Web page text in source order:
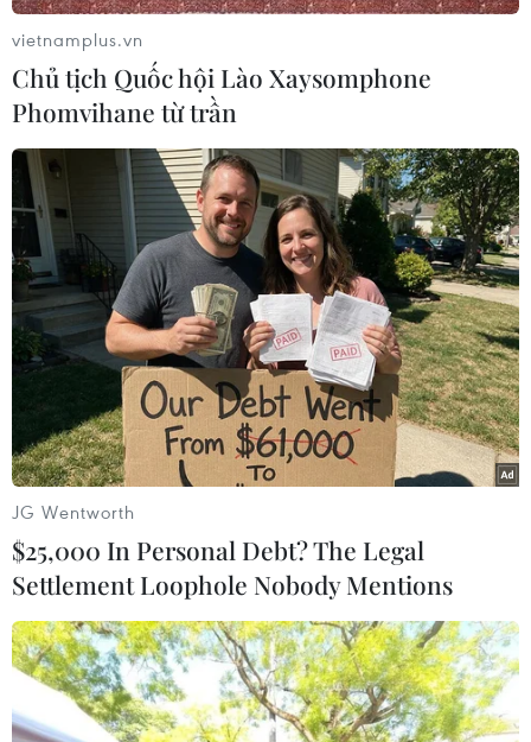
#An ninh #Mítting
#Chủ nghĩa bài Do Thái
#Tổng thống Emmanuel Macron
#Đài tưởng niệm Shoah
#Người Do Thái
Theo dõi VietnamPlus
vietnamplus.vn
Chủ tịch Quốc hội Lào Xaysomphone
Phomvihane từ trần
JG Wentworth
$25,000 In Personal Debt? The Legal
Settlement Loophole Nobody Mentions